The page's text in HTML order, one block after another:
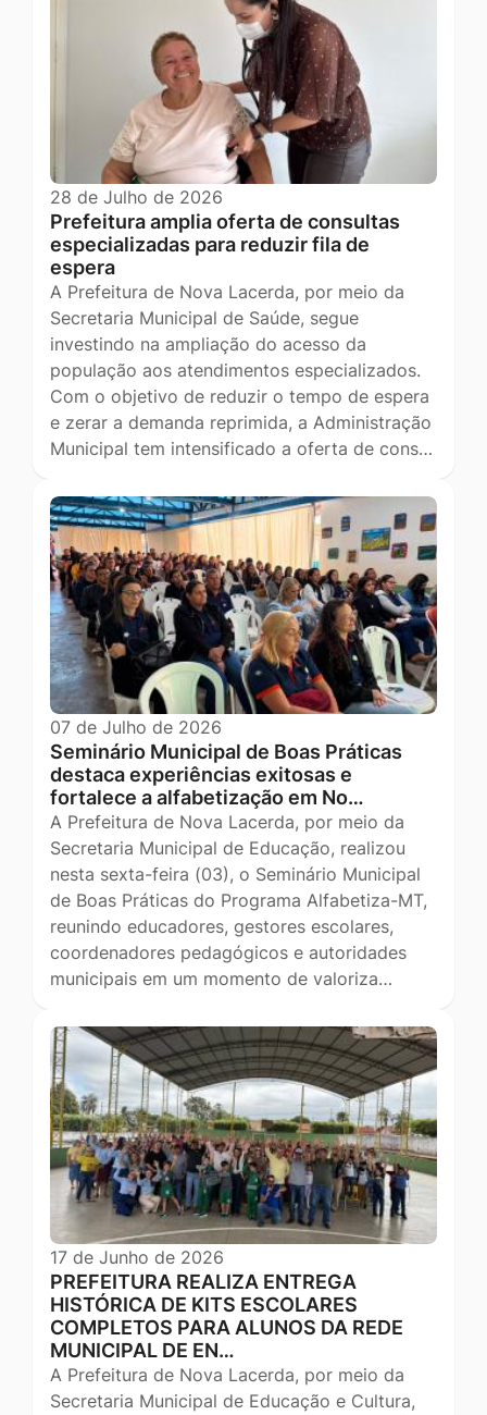
28 de Julho de 2026
Prefeitura amplia oferta de consultas
especializadas para reduzir fila de
espera
A Prefeitura de Nova Lacerda, por meio da
Secretaria Municipal de Saúde, segue
investindo na ampliação do acesso da
população aos atendimentos especializados.
Com o objetivo de reduzir o tempo de espera
e zerar a demanda reprimida, a Administração
Municipal tem intensificado a oferta de cons…
07 de Julho de 2026
Seminário Municipal de Boas Práticas
destaca experiências exitosas e
fortalece a alfabetização em No…
A Prefeitura de Nova Lacerda, por meio da
Secretaria Municipal de Educação, realizou
nesta sexta-feira (03), o Seminário Municipal
de Boas Práticas do Programa Alfabetiza-MT,
reunindo educadores, gestores escolares,
coordenadores pedagógicos e autoridades
municipais em um momento de valoriza…
17 de Junho de 2026
PREFEITURA REALIZA ENTREGA
HISTÓRICA DE KITS ESCOLARES
COMPLETOS PARA ALUNOS DA REDE
MUNICIPAL DE EN…
A Prefeitura de Nova Lacerda, por meio da
Secretaria Municipal de Educação e Cultura,